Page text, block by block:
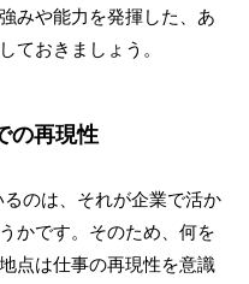
みや能力を発揮した、あ
ておきましょう。
の再現性
のは、それが企業で活か
かです。そのため、何を
点は仕事の再現性を意識